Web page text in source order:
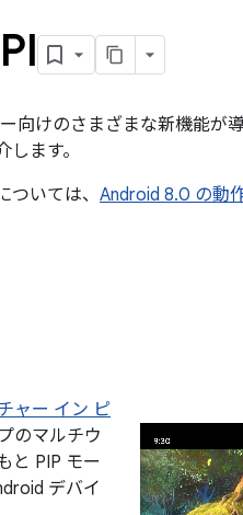
けのさまざまな新機能が導
ます。
いては、 Android 8.0 の動
ャー イン ピ
のマルチウ
と PIP モー
デバイ